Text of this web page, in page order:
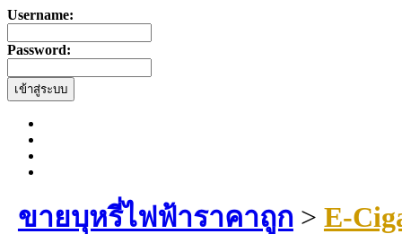
Username:
Password:
ขายบุหรี่ไฟฟ้าราคาถูก > E-